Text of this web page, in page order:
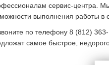
сервис-центра.
выполнения работы в
по телефону 8 (812)
самое быстрое,